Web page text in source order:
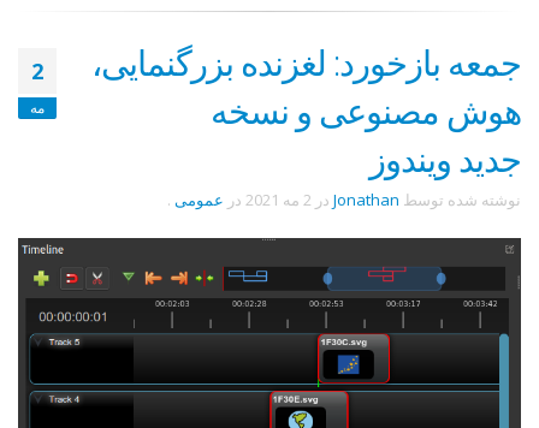
2
مه
جمعه بازخورد: لغزنده بزرگنمایی،
هوش مصنوعی و نسخه
جدید ویندوز
نوشته شده توسط Jonathan در 2 مه 2021 در عمومی .